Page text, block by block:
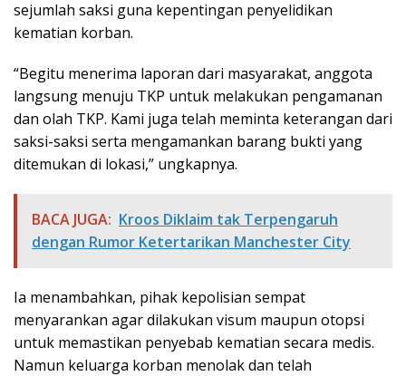
sejumlah saksi guna kepentingan penyelidikan
kematian korban.
“Begitu menerima laporan dari masyarakat, anggota
langsung menuju TKP untuk melakukan pengamanan
dan olah TKP. Kami juga telah meminta keterangan dari
saksi-saksi serta mengamankan barang bukti yang
ditemukan di lokasi,” ungkapnya.
BACA JUGA: Kroos Diklaim tak Terpengaruh
dengan Rumor Ketertarikan Manchester City
Ia menambahkan, pihak kepolisian sempat
menyarankan agar dilakukan visum maupun otopsi
untuk memastikan penyebab kematian secara medis.
Namun keluarga korban menolak dan telah